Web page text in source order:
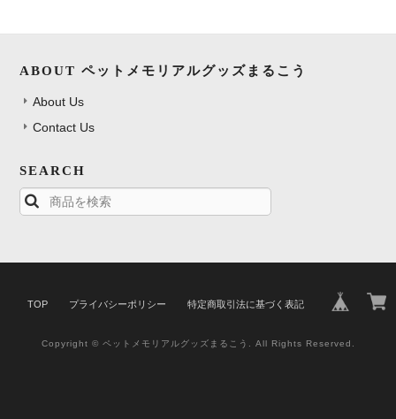
ABOUT ペットメモリアルグッズまるこう
About Us
Contact Us
SEARCH
TOP プライバシーポリシー 特定商取引法に基づく表記
Copyright © ペットメモリアルグッズまるこう. All Rights Reserved.